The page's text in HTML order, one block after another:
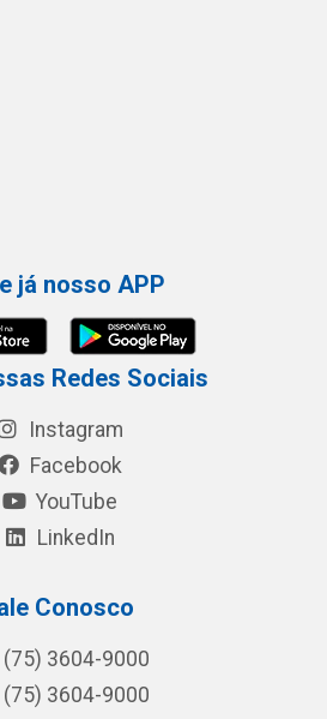
já nosso APP
Redes Sociais
Instagram
Facebook
YouTube
LinkedIn
Conosco
(75) 3604-9000
(75) 3604-9000